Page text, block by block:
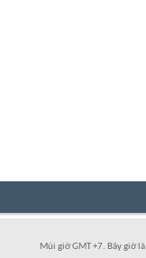
Múi giờ GMT +7. Bây giờ là